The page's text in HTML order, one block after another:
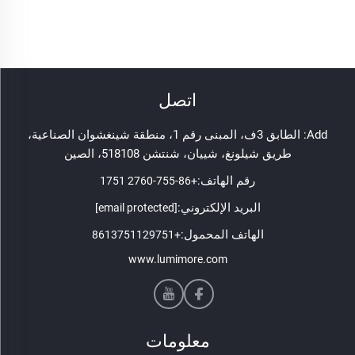
اتصل
Add: الطابق 3ف، المبنى رقم 1، منطقة شينغشوان الصناعية،
طريق شيلونغ، شييان، شنتشن 518108، الصين
رقم الهاتف:+86-755-2760 1751
البريد الإلكتروني:[email protected]
الهاتف المحمول:+8613751129751
www.lumimore.com
معلومات